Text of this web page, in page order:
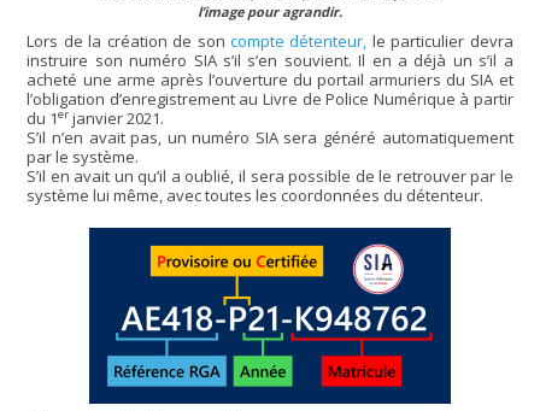
l’image pour agrandir.
Lors de la création de son compte détenteur, le particulier devra
instruire son numéro SIA s’il s’en souvient. Il en a déjà un s’il a
acheté une arme après l’ouverture du portail armuriers du SIA et
l’obligation d’enregistrement au Livre de Police Numérique à partir
du 1er janvier 2021.
S’il n’en avait pas, un numéro SIA sera généré automatiquement
par le système.
S’il en avait un qu’il a oublié, il sera possible de le retrouver par le
système lui même, avec toutes les coordonnées du détenteur.